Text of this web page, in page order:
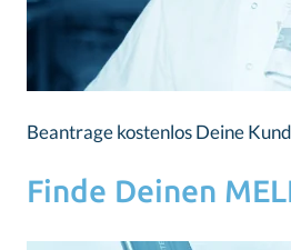
Beantrage kostenlos Deine
Finde Deinen